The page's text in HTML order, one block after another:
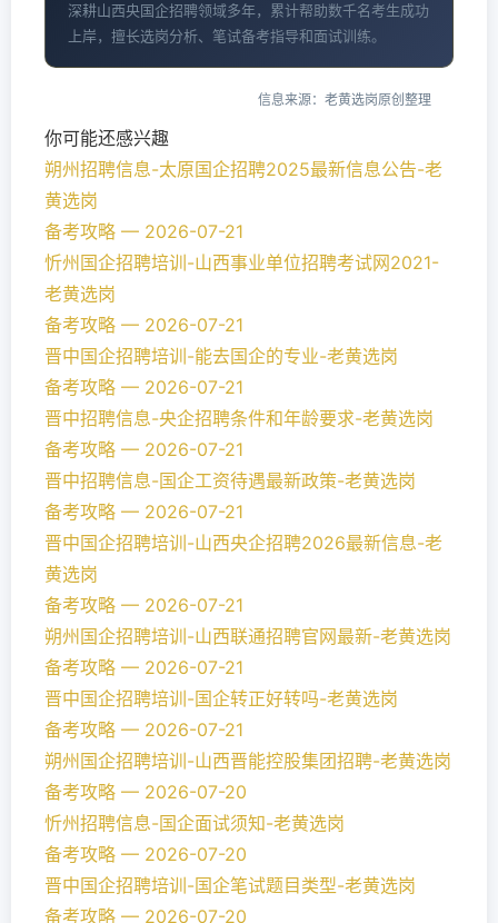
深耕山西央国企招聘领域多年，累计帮助数千名考生成功
上岸，擅长选岗分析、笔试备考指导和面试训练。
信息来源：老黄选岗原创整理
你可能还感兴趣
朔州招聘信息-太原国企招聘2025最新信息公告-老
黄选岗
备考攻略 — 2026-07-21
忻州国企招聘培训-山西事业单位招聘考试网2021-
老黄选岗
备考攻略 — 2026-07-21
晋中国企招聘培训-能去国企的专业-老黄选岗
备考攻略 — 2026-07-21
晋中招聘信息-央企招聘条件和年龄要求-老黄选岗
备考攻略 — 2026-07-21
晋中招聘信息-国企工资待遇最新政策-老黄选岗
备考攻略 — 2026-07-21
晋中国企招聘培训-山西央企招聘2026最新信息-老
黄选岗
备考攻略 — 2026-07-21
朔州国企招聘培训-山西联通招聘官网最新-老黄选岗
备考攻略 — 2026-07-21
晋中国企招聘培训-国企转正好转吗-老黄选岗
备考攻略 — 2026-07-21
朔州国企招聘培训-山西晋能控股集团招聘-老黄选岗
备考攻略 — 2026-07-20
忻州招聘信息-国企面试须知-老黄选岗
备考攻略 — 2026-07-20
晋中国企招聘培训-国企笔试题目类型-老黄选岗
备考攻略 — 2026-07-20